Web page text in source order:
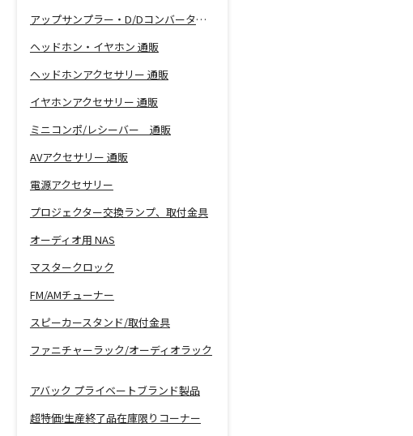
アップサンプラー・D/Dコンバーター 通販
ヘッドホン・イヤホン 通販
ヘッドホンアクセサリー 通販
イヤホンアクセサリー 通販
ミニコンポ/レシーバー 通販
AVアクセサリー 通販
電源アクセサリー
プロジェクター交換ランプ、取付金具
オーディオ用 NAS
マスタークロック
FM/AMチューナー
スピーカースタンド/取付金具
ファニチャーラック/オーディオラック
アバック プライベートブランド製品
超特価!生産終了品在庫限りコーナー